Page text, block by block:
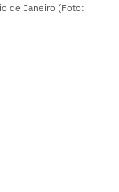
de Janeiro (Foto: